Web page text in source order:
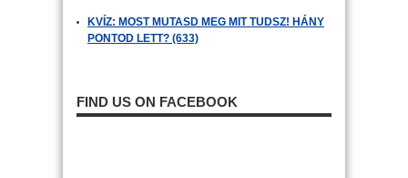
KVÍZ: MOST MUTASD MEG MIT TUDSZ! HÁNY
PONTOD LETT? (633)
FIND US ON FACEBOOK